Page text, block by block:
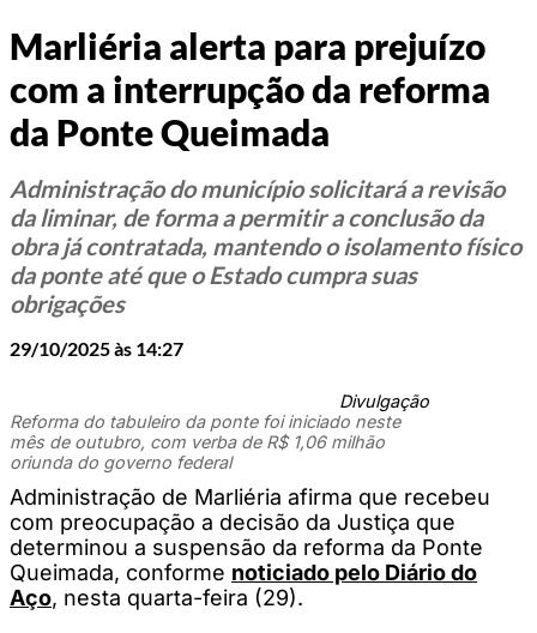
Marliéria alerta para prejuízo
com a interrupção da reforma
da Ponte Queimada
Administração do município solicitará a revisão
da liminar, de forma a permitir a conclusão da
obra já contratada, mantendo o isolamento físico
da ponte até que o Estado cumpra suas
obrigações
29/10/2025 às 14:27
Divulgação
Reforma do tabuleiro da ponte foi iniciado neste
mês de outubro, com verba de R$ 1,06 milhão
oriunda do governo federal
Administração de Marliéria afirma que recebeu
com preocupação a decisão da Justiça que
determinou a suspensão da reforma da Ponte
Queimada, conforme noticiado pelo Diário do
Aço, nesta quarta-feira (29).